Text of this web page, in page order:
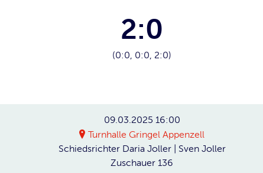
2:0
(0:0, 0:0, 2:0)
09.03.2025 16:00
Turnhalle Gringel Appenzell
Schiedsrichter Daria Joller | Sven Joller
Zuschauer 136